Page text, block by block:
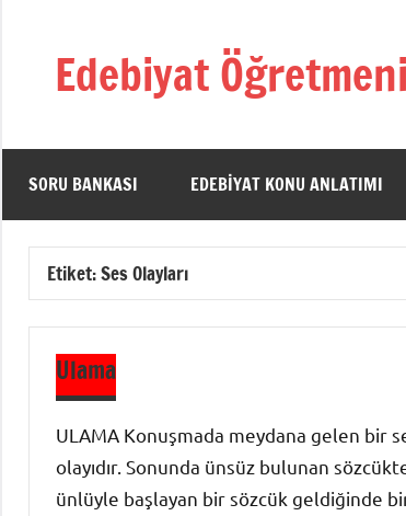
Edebiyat
Türkçe,
Dili
ve
Sitesi
SORU BANKASI EDEBIYAT KONU ANLATIMI
Etiket:Ses Olayları
Ulama
ULAMA Konuşmada meydana gelen bir
olayıdır. Sonunda ünsüz bulunan
ünlüyle başlayan bir sözcük geldiğinde